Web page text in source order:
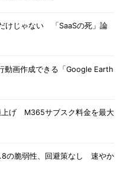
けじゃない 「SaaSの死」論
動画作成できる「Google Earth
げ M365サブスク料金を最大
の脆弱性、回避策なし 速やか